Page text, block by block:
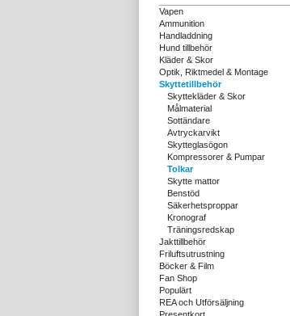
Vapen
Ammunition
Handladdning
Hund tillbehör
Kläder & Skor
Optik, Riktmedel & Montage
Skyttetillbehör
Skyttekläder & Skor
Målmaterial
Sottändare
Avtryckarvikt
Skytteglasögon
Kompressorer & Pumpar
Tolkar
Skytte mattor
Benstöd
Säkerhetsproppar
Kronograf
Träningsredskap
Jakttillbehör
Friluftsutrustning
Böcker & Film
Fan Shop
Populärt
REA och Utförsäljning